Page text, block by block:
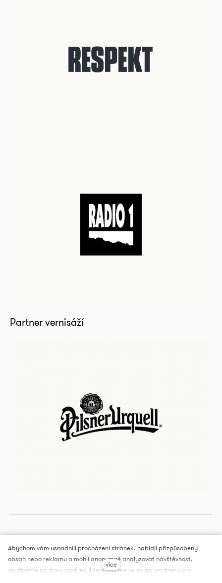
Partner vernisáží
DOX PRAGUE, a.s.
Abychom vám usnadnili procházení stránek, nabídli přizpůsobený
obsah nebo reklamu a mohli anonymně analyzovat návštěvnost,
využíváme soubory cookies, které sdílíme se svými partnery pro
více